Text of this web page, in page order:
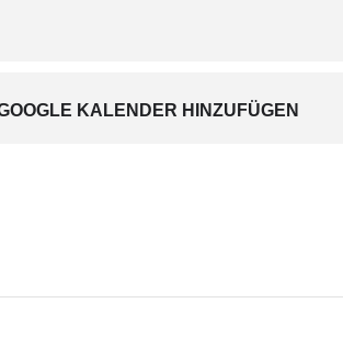
KALENDER HINZUFÜGEN